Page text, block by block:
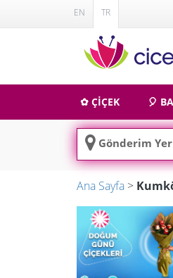
EN TR
✿ ÇİÇEK 🎈
Gönderim
Ana Sayfa >